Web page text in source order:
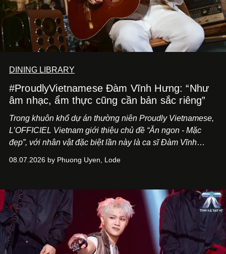
DINING LIBRARY
#ProudlyVietnamese Đàm Vĩnh Hưng: “Như
âm nhạc, ẩm thực cũng cần bản sắc riêng”
Trong khuôn khổ dự án thường niên Proudly Vietnamese,
L’OFFICIEL Vietnam giới thiệu chủ đề “Ăn ngon - Mặc
đẹp”, với nhân vật đặc biệt lần này là ca sĩ Đàm Vĩnh
Cà Phê Cà Pháo mang dấu ấn Indochine hoài niệm, thu
08.07.2026 by Phuong Uyen, Lode